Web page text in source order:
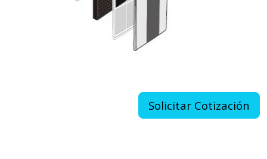
Solicitar Cotización